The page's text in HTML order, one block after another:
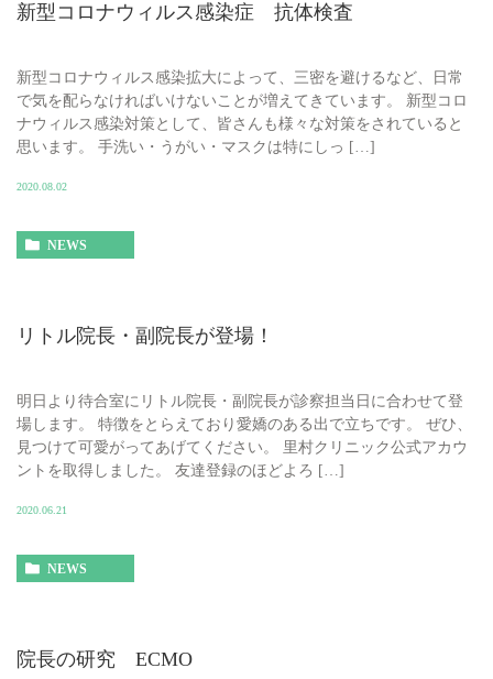
新型コロナウィルス感染症 抗体検査
新型コロナウィルス感染拡大によって、三密を避けるなど、日常
で気を配らなければいけないことが増えてきています。 新型コロ
ナウィルス感染対策として、皆さんも様々な対策をされていると
思います。 手洗い・うがい・マスクは特にしっ […]
2020.08.02
NEWS
リトル院長・副院長が登場！
明日より待合室にリトル院長・副院長が診察担当日に合わせて登
場します。 特徴をとらえており愛嬌のある出で立ちです。 ぜひ、
見つけて可愛がってあげてください。 里村クリニック公式アカウ
ントを取得しました。 友達登録のほどよろ […]
2020.06.21
NEWS
院長の研究 ECMO